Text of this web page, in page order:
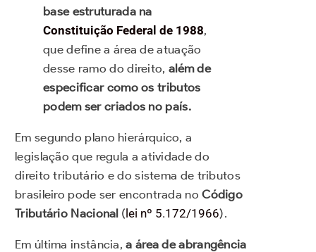
base estruturada na
Constituição Federal de 1988,
que define a área de atuação
desse ramo do direito, além de
especificar como os tributos
podem ser criados no país.
Em segundo plano hierárquico, a
legislação que regula a atividade do
direito tributário e do sistema de tributos
brasileiro pode ser encontrada noCódigo
Tributário Nacional(lei nº 5.172/1966).
Em última instância, a área de abrangência